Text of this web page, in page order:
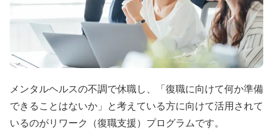
メンタルヘルスの不調で休職し、「復職に向けて何か準備
できることはないか」と考えている方に向けて活用されて
いるのがリワーク（復職支援）プログラムです。